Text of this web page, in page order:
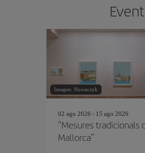
Imagen: Nowaczyk
02 ago 2026 - 15 ago 2026
“Mesures tradicionals
Mallorca”